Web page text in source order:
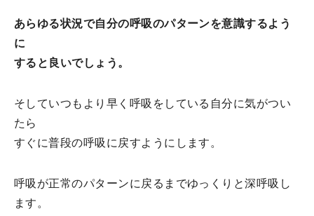
あらゆる状況で自分の呼吸のパターンを意識するよう
に
すると良いでしょう。
そしていつもより早く呼吸をしている自分に気がつい
たら
すぐに普段の呼吸に戻すようにします。
呼吸が正常のパターンに戻るまでゆっくりと深呼吸し
ます。